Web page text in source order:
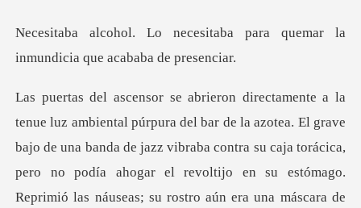
itaba para quemar la
inmundi
a su caja torácica,
pero no podía ahogar el revoltijo en su estómago.
Reprimió las náuseas; su rostro aún era una máscara de